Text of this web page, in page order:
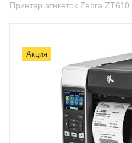
Принтер этикеток Zebra ZT610
Акция